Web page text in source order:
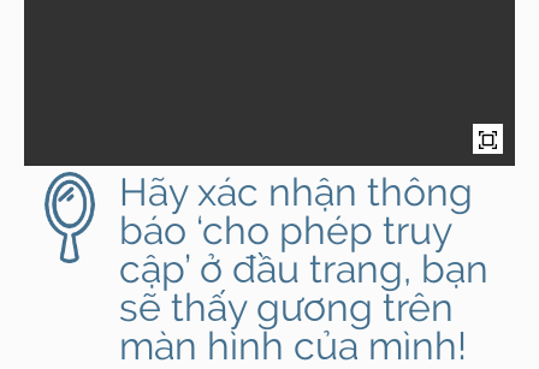
Hãy xác nhận thông
báo ‘cho phép truy
cập’ ở đầu trang, bạn
sẽ thấy gương trên
màn hình của mình!